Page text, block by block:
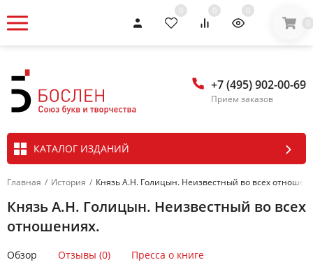
0 0
0
0
+7 (495) 902-00-69
Прием заказов
КАТАЛОГ ИЗДАНИЙ
Главная / История / Князь А.Н. Голицын. Неизвестный во всех
Князь А.Н. Голицын. Неизвестный во всех
отношениях.
Обзор Отзывы (0) Пресса о книге